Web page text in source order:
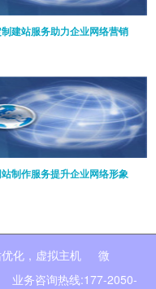
建站服务助力企业网络营销
制作服务提升企业网络形象
化 , 虚拟主机
微
务咨询热线:177-2050-